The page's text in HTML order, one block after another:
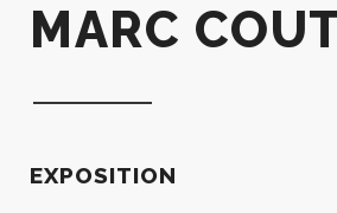
MARC
EXPOSITION